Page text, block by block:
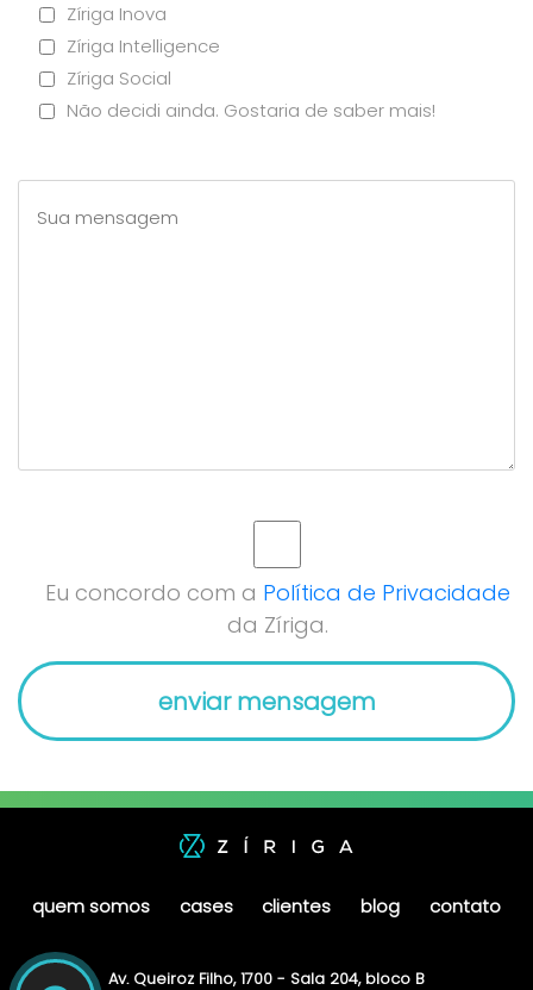
Zíriga Inova
Zíriga Intelligence
Zíriga Social
Não decidi ainda. Gostaria de saber mais!
Eu concordo com a Política de Privacidade
da Zíriga.
quem somos cases clientes blog contato
Av. Queiroz Filho, 1700 - Sala 204, bloco B